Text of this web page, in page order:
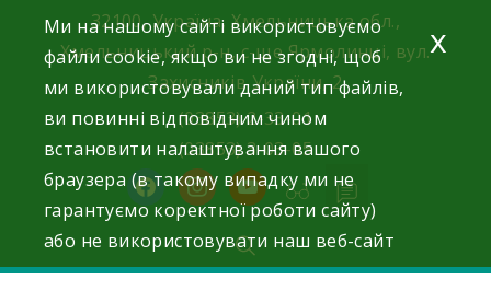
content
32100, Україна, Хмельницька обл.,
Хмельницький р-н, с-ще Ярмолинці, вул.
Захисників України, 2
(03853) 2-33-01
(03853) 3-03-05
facebookinstagram
youtube
Ми на нашому сайті використовуємо
файли cookie, якщо ви не згодні, щоб
ми використовували даний тип файлів,
ви повинні відповідним чином
встановити налаштування вашого
браузера (в такому випадку ми не
гарантуємо коректної роботи сайту)
або не використовувати наш веб-сайт
x